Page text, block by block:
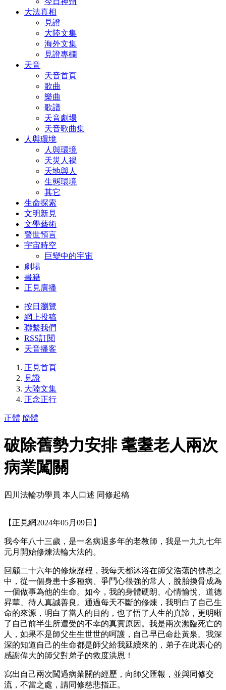
大法真相
見證
大陸文集
海外文集
見證專欄
天音
天音首頁
歌曲
樂曲
歌譜
天音劇場
天音歌曲集
人與環境
人與環境
天災人禍
天地與人
生態環境
其它
生命探索
文明新見
文學藝術
警世預言
宇宙時空
巨變中的宇宙
劇場
書籍
正見廣播
按日瀏覽
網上投稿
聯繫我們
RSS訂閱
天音播客
正見首頁
見證
大陸文集
正念正行
正體 簡體
破除舊勢力安排 耄耋老人兩次
病業闖關
四川法輪功學員 本人口述 同修起稿
【正見網2024年05月09日】
我今年八十三歲，是一名病退多年的老教師，我是一九九七年
元月開始修煉法輪大法的。
回顧二十六年的修煉歷程，我每天都沐浴在師父浩蕩的佛恩之
中，從一個身患十多種病、爭鬥心很強的常人，脫胎換骨成為
一個做事為他的生命。如今，我的身體硬朗、心情愉悅、道德
昇華、待人真誠善良。通過每天不斷的修煉，我明白了自己生
命的來源，明白了當人的目的，也了悟了人生的真諦，更明晰
了自己前半生所遭受的不幸的真實原因。我是兩次瀕臨死亡的
人，如果不是師父生生世世的呵護，自己早已命赴黃泉。我深
深的知道自己的生命都是師父給我延續來的，弟子在此衷心的
感謝偉大的師父對弟子的救度洪恩！
寫出自己兩次闖過病業關的經歷，向師父匯報，並與同修交
流，不當之處，請同修慈悲指正。